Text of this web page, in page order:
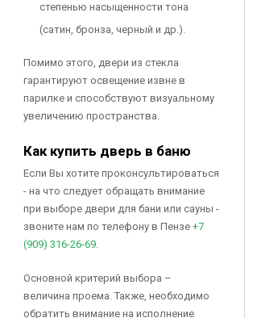
степенью насыщенности тона
(сатин, бронза, черный и др.).
Помимо этого, двери из стекла
гарантируют освещение извне в
парилке и способствуют визуальному
увеличению пространства.
Как купить дверь в баню
Если Вы хотите проконсультироваться
- на что следует обращать внимание
при выборе двери для бани или сауны -
звоните нам по телефону в Пензе +7
(909) 316-26-69.
Основной критерий выбора –
величина проема. Также, необходимо
обратить внимание на исполнение